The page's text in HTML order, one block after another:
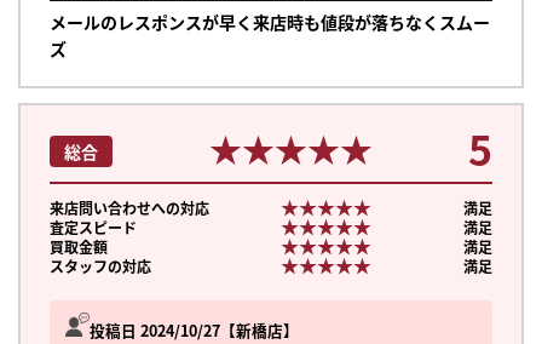
メールのレスポンスが早く来店時も値段が落ちなくスムー
ズ
投稿日 2024/10/27 新橋店
総合 ★★★★★
★★★★★ 5
来店問い合わせへの対応 ★★★★★
★★★★★
満足
査定スピード
★★★★★
★★★★★
満足
買取金額
★★★★★
★★★★★
満足
スタッフの対応
★★★★★
★★★★★ 満足